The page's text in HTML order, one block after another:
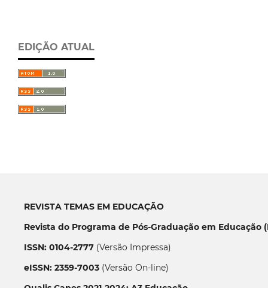
EDIÇÃO ATUAL
REVISTA TEMAS EM EDUCAÇÃO
Revista do Programa de Pós-Graduação em Educação
ISSN: 0104-2777(Versão Impressa)
eISSN: 2359-7003(Versão On-line)